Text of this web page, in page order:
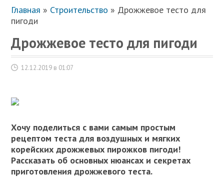
Главная » Строительство » Дрожжевое тесто для
пигоди
Дрожжевое тесто для пигоди
12.12.2019 в 01:07
Хочу поделиться с вами самым простым
рецептом теста для воздушных и мягких
корейских дрожжевых пирожков пигоди!
Рассказать об основных нюансах и секретах
приготовления дрожжевого теста.